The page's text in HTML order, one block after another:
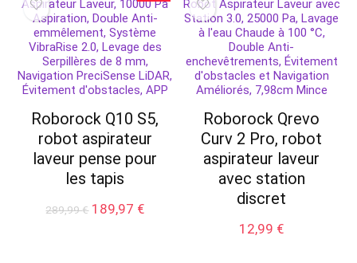
Roborock Q10 S5,
robot aspirateur
laveur pense pour
les tapis
289,99€ Le
189,97 €Le
Roborock Qrevo
Curv 2 Pro, robot
aspirateur laveur
avec station
discret
12,99 €